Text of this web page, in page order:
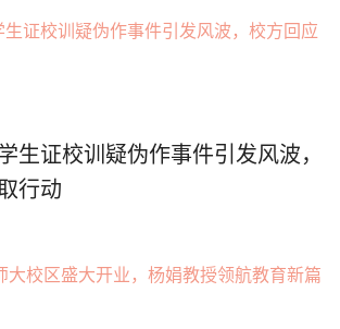
生证校训疑伪作事件引发风波，
行动